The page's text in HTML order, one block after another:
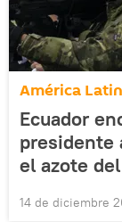
América
Ecuador
presidente
el azote
14 de diciembre